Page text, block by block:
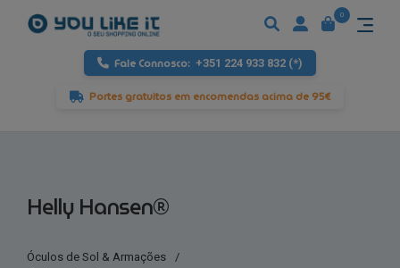
Fale Connosco: +351 224 933 832 (*)
Portes gratuitos em encomendas acima de 95€
0
Helly Hansen®
Óculos de Sol & Armações
/